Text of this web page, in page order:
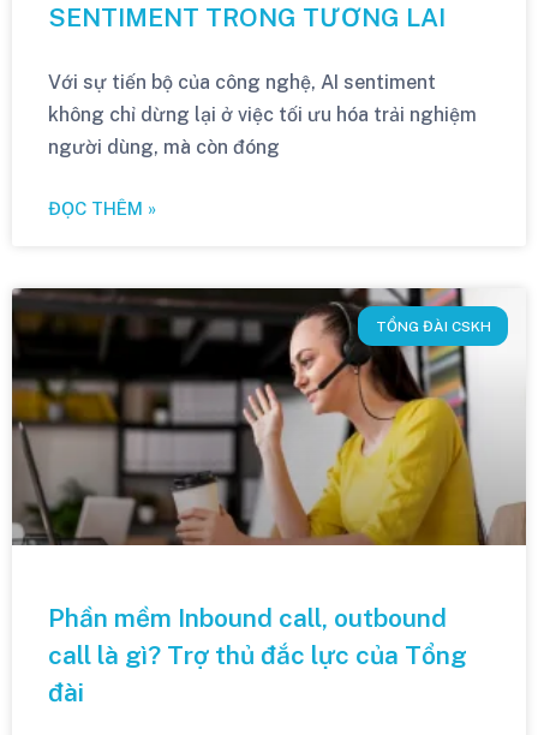
SENTIMENT TRONG TƯƠNG LAI
Với sự tiến bộ của công nghệ, AI sentiment
không chỉ dừng lại ở việc tối ưu hóa trải nghiệm
người dùng, mà còn đóng
ĐỌC THÊM »
TỔNG ĐÀI CSKH
Phần mềm Inbound call, outbound
call là gì? Trợ thủ đắc lực của Tổng
đài